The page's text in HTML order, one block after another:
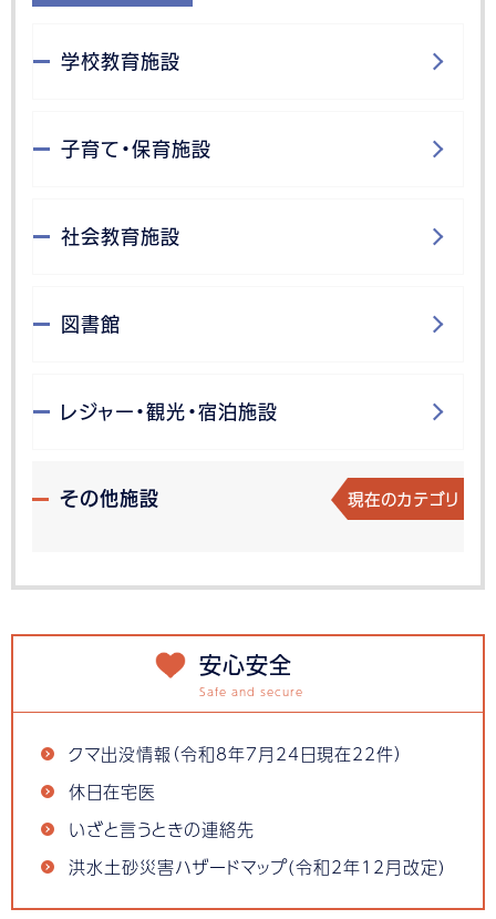
学校教育施設
子育て・保育施設
社会教育施設
図書館
レジャー・観光・宿泊施設
その他施設 現在のカテゴリ
安心安全
クマ出没情報（令和8年7月24日現在22件）
休日在宅医
いざと言うときの連絡先
洪水土砂災害ハザードマップ(令和2年12月改定)